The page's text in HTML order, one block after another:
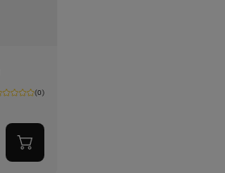
(0)
Adicionar
ao